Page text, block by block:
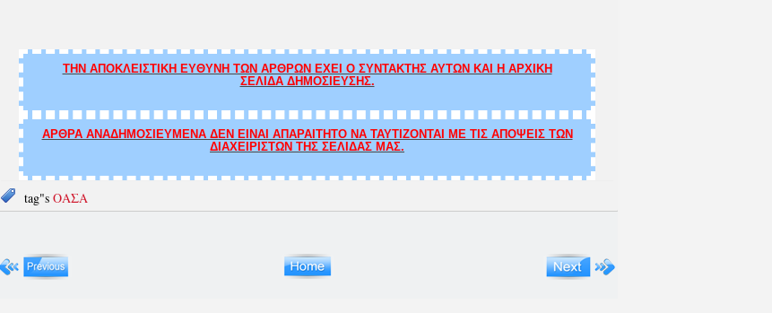
ΤΗΝ ΑΠΟΚΛΕΙΣΤΙΚΗ ΕΥΘΥΝΗ ΤΩΝ ΑΡΘΡΩΝ ΕΧΕΙ Ο ΣΥΝΤΑΚΤΗΣ ΑΥΤΩΝ ΚΑΙ Η ΑΡΧΙΚΗ
ΣΕΛΙΔΑ ΔΗΜΟΣΙΕΥΣΗΣ.
ΑΡΘΡΑ ΑΝΑΔΗΜΟΣΙΕΥΜΕΝΑ ΔΕΝ ΕΙΝΑΙ ΑΠΑΡΑΙΤΗΤΟ ΝΑ ΤΑΥΤΙΖΟΝΤΑΙ ΜΕ ΤΙΣ ΑΠΟΨΕΙΣ ΤΩΝ
ΔΙΑΧΕΙΡΙΣΤΩΝ ΤΗΣ ΣΕΛΙΔΑΣ ΜΑΣ.
tag"s ΟΑΣΑ